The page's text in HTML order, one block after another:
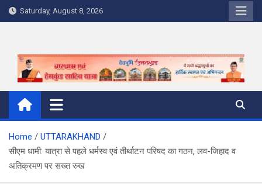
Skip
to
Saturday, August 8, 2026
Home
UTTARAKHAND
सीएम धामी: यात्रा से पहले धर्मस्व एवं तीर्थाटन परिषद का गठन, लव-जिहाद व
अतिक्रमण पर सख्त रुख